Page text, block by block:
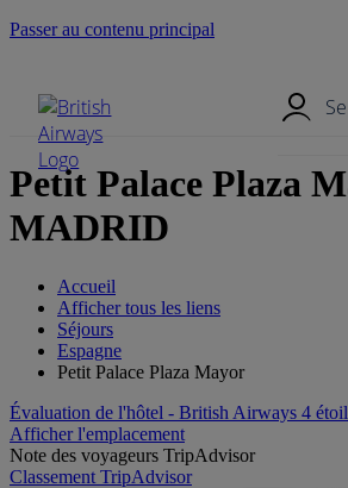
Passer au contenu principal
Petit Palace Plaza
MADRID
Accueil
Afficher tous les liens
Séjours
Espagne
Petit Palace Plaza Mayor
Évaluation de l'hôtel - British Airways 4
Afficher l'emplacement
Note des voyageurs TripAdvisor
Classement TripAdvisor